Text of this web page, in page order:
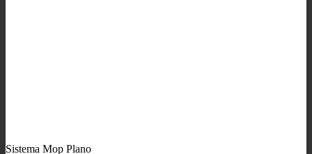
Sistema Mop Plano